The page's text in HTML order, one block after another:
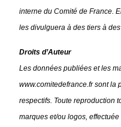
interne du Comité de France.
les divulguera à des tiers à
Droits d’Auteur
Les données publiées et les
www.comitedefrance.fr sont la
respectifs. Toute reproduction
marques et/ou logos,